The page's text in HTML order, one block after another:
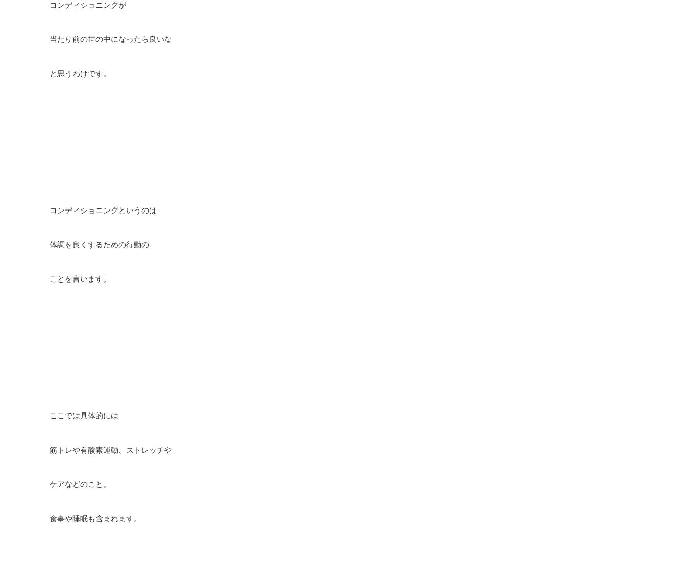
コンディショニングが
当たり前の世の中になったら良いな
と思うわけです。
コンディショニングというのは
体調を良くするための行動の
ことを言います。
ここでは具体的には
筋トレや有酸素運動、ストレッチや
ケアなどのこと。
食事や睡眠も含まれます。